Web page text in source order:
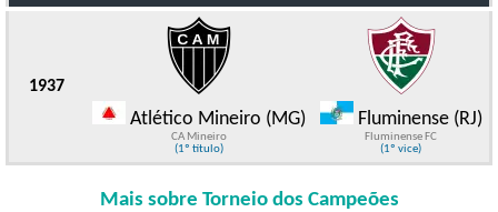
1937
Atlético Mineiro (MG)
CA Mineiro
(1º título)
Fluminense (RJ)
Fluminense FC
(1º vice)
Mais sobre Torneio dos Campeões